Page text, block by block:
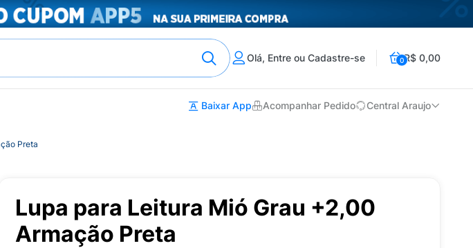
Olá, Entre ou Cadastre-se 0R$ 0,00
Baixar App Acompanhar Pedido Central Araujo
Preta
Lupa para Leitura Mió Grau +2,00
Armação Preta